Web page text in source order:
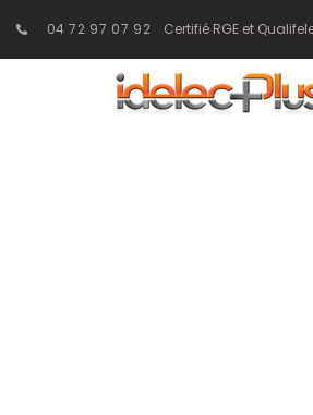
04 72 97 07 92 Certifié RGE et